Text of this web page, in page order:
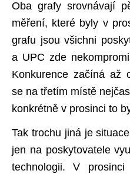
Oba grafy srovnávají
měření, které byly v
grafu jsou všichni
a UPC zde
Konkurence začíná až
se na třetím místě
konkrétně v prosinci to
Tak trochu jiná je
jen na poskytovatele
technologii. V prosinci